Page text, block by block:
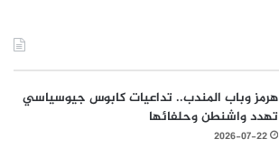
هرمز وباب المندب.. تداعيات كابوس جيوسياسي
تهدد واشنطن وحلفائها
2026-07-22